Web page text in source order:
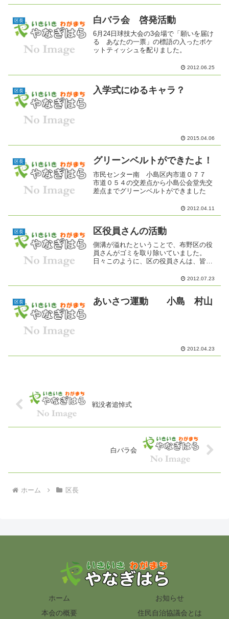
区長 白バラ会 啓発活動
6月24日球技大会の3会場で「願いを届け
る あなたの一票」の標語の入ったポケ
ットティッシュを配りました。
2012.06.25
区長 入学式にゆるキャラ？
2015.04.06
区長 グリーンベルトができたよ！
市民センター南 小島区内市道０７７
市道０５４の交差点から小島公会堂先交
差点までグリーンベルトができました
2012.04.11
区長 区役員さんの活動
側溝が溢れたということで、布野区の役
員さんがゴミを取り除いていました。
日々このように、区の役員さんは、皆さ
草などがたくさん流れてきたこともあり
ますが・・・・・ビニール袋やペットボ
2012.07.23
区長 あいさつ運動 小島 村山
2012.04.23
戦没者追悼式
白バラ会
ホーム 区長
ホーム
お知らせ
本会の概要
住民自治協議会とは